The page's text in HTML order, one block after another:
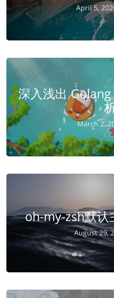
April 5,
深入浅出
March 2,
oh-my-zsh默认
August 29,